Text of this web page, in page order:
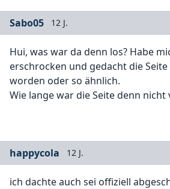
Sabo05 12 J.
Hui, was war da denn los? Habe
erschrocken und gedacht die
worden oder so ähnlich.
Wie lange war die Seite denn nicht
happycola 12 J.
ich dachte auch sei offiziell